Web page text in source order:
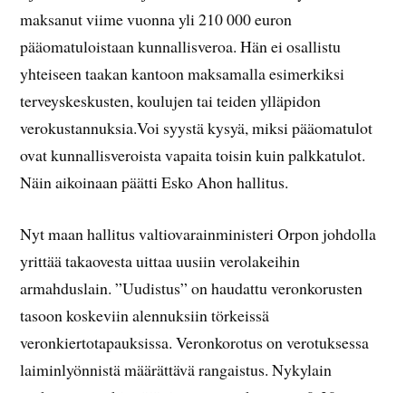
maksanut viime vuonna yli 210 000 euron
pääomatuloistaan kunnallisveroa. Hän ei osallistu
yhteiseen taakan kantoon maksamalla esimerkiksi
terveyskeskusten, koulujen tai teiden ylläpidon
verokustannuksia.Voi syystä kysyä, miksi pääomatulot
ovat kunnallisveroista vapaita toisin kuin palkkatulot.
Näin aikoinaan päätti Esko Ahon hallitus.
Nyt maan hallitus valtiovarainministeri Orpon johdolla
yrittää takaovesta uittaa uusiin verolakeihin
armahduslain. ”Uudistus” on haudattu veronkorusten
tasoon koskeviin alennuksiin törkeissä
veronkiertotapauksissa. Veronkorotus on verotuksessa
laiminlyönnistä määrättävä rangaistus. Nykylain